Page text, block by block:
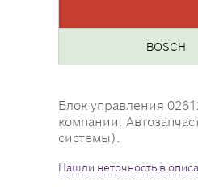
BOSCH
Блок управления
компании.
системы).
Нашли неточность в